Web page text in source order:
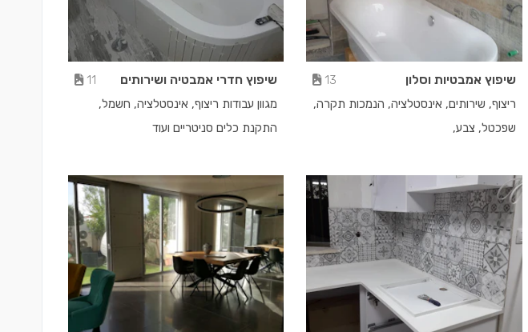
שיפוץ אמבטיות וסלון
13
ריצוף, שירותים, אינסטלציה, הנמכות תקרה,
שפכטל, צבע,
שיפוץ חדרי אמבטיה ושירותים
11
מגוון עבודות ריצוף, אינסטלציה, חשמל,
התקנת כלים סניטריים ועוד